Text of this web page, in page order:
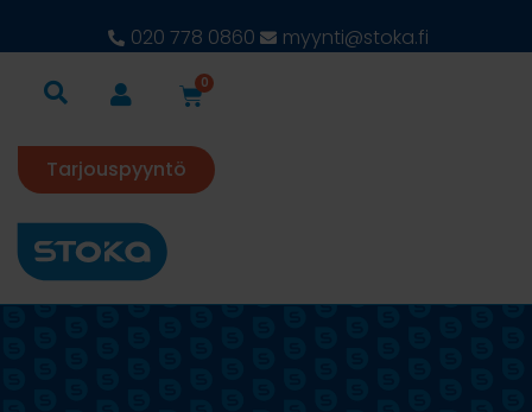
020 778 0860 myynti@stoka.fi
0
Tarjouspyyntö